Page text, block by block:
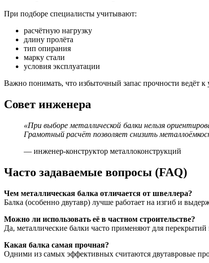
При подборе специалисты учитывают:
расчётную нагрузку
длину пролёта
тип опирания
марку стали
условия эксплуатации
Важно понимать, что избыточный запас прочности ведёт
Совет инженера
«При выборе металлической балки нельзя
Грамотный расчёт позволяет снизить
— инженер-конструктор металлоконструкций
Часто задаваемые вопросы (FAQ)
Чем металлическая балка отличается от швеллера?
Балка (особенно двутавр) лучше работает на изгиб и
Можно ли использовать её в частном строительстве?
Да, металлические балки часто применяют для
Какая балка самая прочная?
Одними из самых эффективных считаются двутавровые